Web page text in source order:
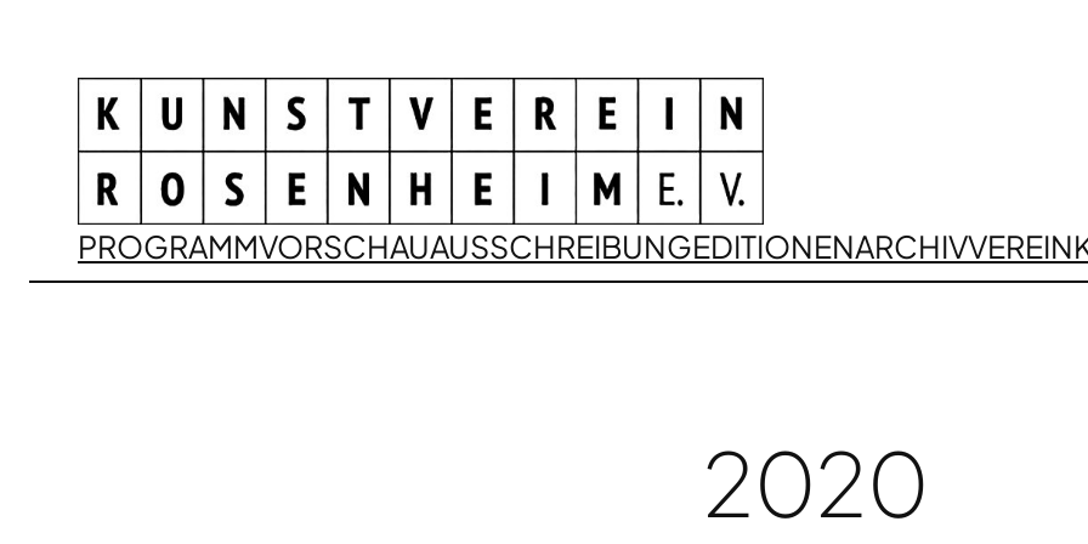
PROGRAMMVORSCHAUAUSSCHREIBUNGEDITIONENARCHIVVEREIN
2020